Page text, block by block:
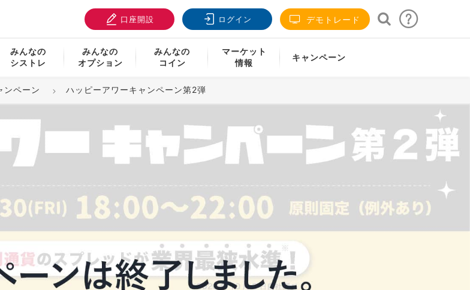
口座開設 ログイン デモトレード
みんなの
シストレ
みんなの
オプション
みんなの
コイン
マーケット
情報
キャンペーン
ンペーン ハッピーアワーキャンペーン第2弾